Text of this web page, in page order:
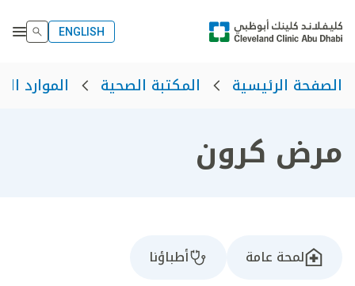
ENGLISH
الصفحة الرئيسية المكتبة الصحية الموارد
مرض كرون
لمحة عامة أطباؤنا